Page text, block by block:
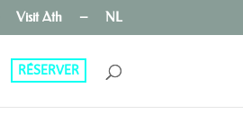
Visit Ath – NL
RÉSERVER